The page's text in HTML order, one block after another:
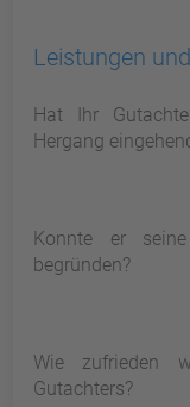
Leistungen
Hat Ihr
Hergang
Konnte er
begründen?
Wie zufrieden
Gutachters?